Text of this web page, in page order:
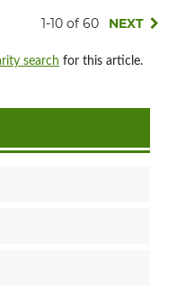
1-10 of 60 NEXT
search for this article.